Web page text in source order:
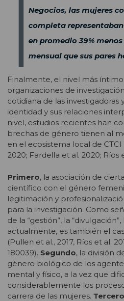
Negocios, las mujeres
completa representaban
en promedio 39%
mensual que sus pares
Finalmente, el nivel más
organizaciones de
cotidiana de las investigadoras
identidad y sus relaciones
nivel, estudios recientes han
brechas de género tienen al
en el ecosistema local de CTCI
2020; Fardella et al. 2020; Ríos
Primero, la asociación de
científico con el género
legitimación y
para la investigación. Como
de la “gestión”, la
actualmente, es también el
(Pullen et al., 2017, Ríos et al.
180039). Segundo, la división
género biológico de los
mental y físico, a la vez que
considerablemente los
carrera de las mujeres. Tercero